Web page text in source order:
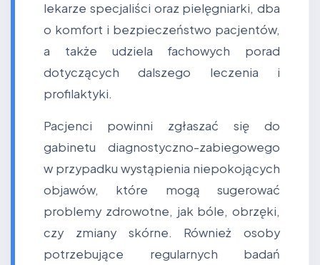
lekarze specjaliści oraz pielęgniarki, dba
o komfort i bezpieczeństwo pacjentów,
a także udziela fachowych porad
dotyczących dalszego leczenia i
profilaktyki.
Pacjenci powinni zgłaszać się do
gabinetu diagnostyczno-zabiegowego
w przypadku wystąpienia niepokojących
objawów, które mogą sugerować
problemy zdrowotne, jak bóle, obrzęki,
czy zmiany skórne. Również osoby
potrzebujące regularnych badań